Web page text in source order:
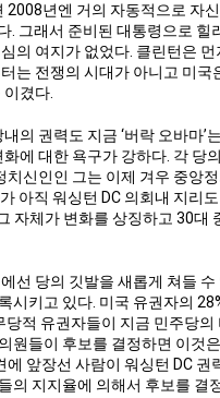
년엔 거의 자동적으로 자
. 그래서 준비된 대통령으로
의 여지가 없었다. 클린턴은
는 전쟁의 시대가 아니고 미
이겼다.
의 권력도 지금 ‘버락 오바마
에 대한 욕구가 강하다. 각 당
신인인 그는 이제 겨우 중앙
아직 워싱턴 DC 의회내 지리
자체가 변화를 상징하고 30
선 당의 깃발을 새롭게 쳐들
시키고 있다. 미국 유권자의
적 유권자들이 지금 민주당
원들이 후보를 결정하면 이것
앞장선 사람이 워싱턴 DC
의 지지율에 의해서 후보를 결